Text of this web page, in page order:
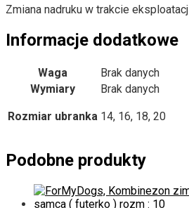
Zmiana nadruku w trakcie
Informacje dodatkowe
Waga
Brak danych
Wymiary
Brak danych
Rozmiar ubranka 14, 16, 18, 20
Podobne produkty